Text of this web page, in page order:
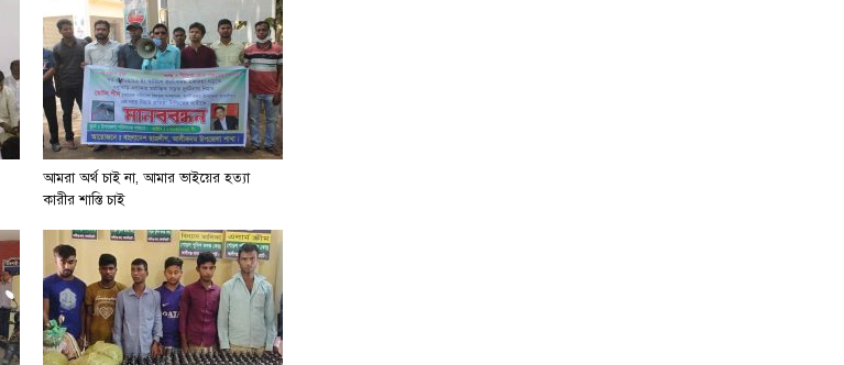
আমরা অর্থ চাই না, আমার ভাইয়ের হত্যা
কারীর শাস্তি চাই